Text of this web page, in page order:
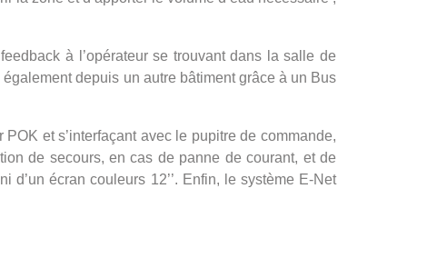
à l’opérateur se trouvant dans la salle de
depuis un autre bâtiment grâce à un Bus
et s’interfaçant avec le pupitre de commande,
de secours, en cas de panne de courant, et de
écran couleurs 12’’. Enfin, le système E-Net